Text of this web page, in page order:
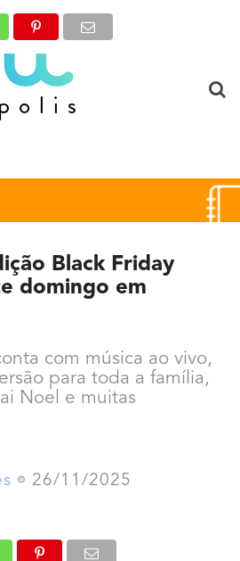
Black Friday
domingo em
com música ao vivo,
para toda a família,
Noel e muitas
26/11/2025